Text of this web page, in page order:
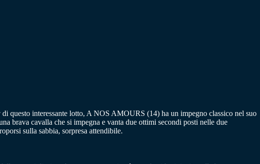
questo interessante lotto, A NOS AMOURS (14) ha un impegno classico nel suo
brava cavalla che si impegna e vanta due ottimi secondi posti nelle due
sulla sabbia, sorpresa attendibile.